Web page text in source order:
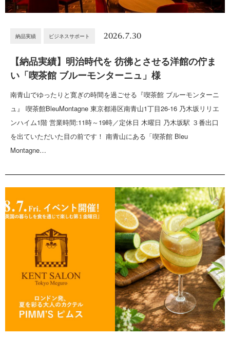
納品実績 ビジネスサポート 2026.7.30
【納品実績】明治時代を 彷彿とさせる洋館の佇ま
い「喫茶館 ブルーモンターニュ」様
南青山でゆったりと寛ぎの時間を過ごせる『喫茶館 ブルーモンターニ
ュ』 喫茶館BleuMontagne 東京都港区南青山1丁目26-16 乃木坂リリエ
ンハイム1階 営業時間:11時～19時／定休日 木曜日 乃木坂駅 ３番出口
を出ていただいた目の前です！ 南青山にある「喫茶館 Bleu
Montagne…